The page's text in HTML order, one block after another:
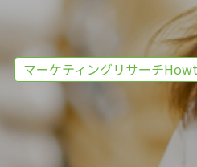
マーケティングリサーチ